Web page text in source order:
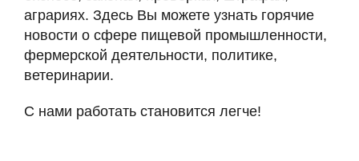
аграриях. Здесь Вы можете узнать горячие
новости о сфере пищевой промышленности,
фермерской деятельности, политике,
ветеринарии.
С нами работать становится легче!